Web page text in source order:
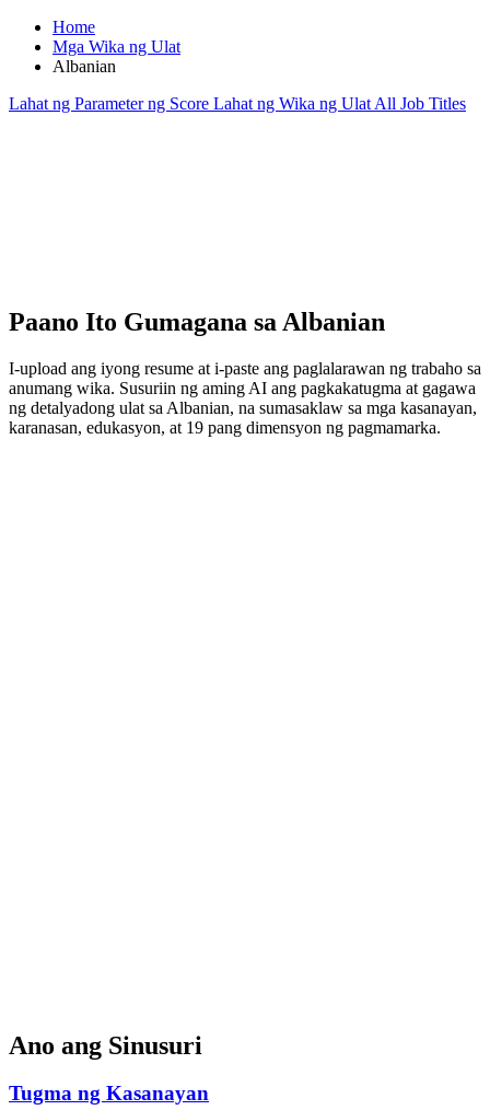
Home
Mga Wika ng Ulat
Albanian
Lahat ng Parameter ng Score Lahat ng Wika ng Ulat All Job Titles
Paano Ito Gumagana sa Albanian
I-upload ang iyong resume at i-paste ang paglalarawan ng trabaho sa
anumang wika. Susuriin ng aming AI ang pagkakatugma at gagawa
ng detalyadong ulat sa Albanian, na sumasaklaw sa mga kasanayan,
karanasan, edukasyon, at 19 pang dimensyon ng pagmamarka.
Ano ang Sinusuri
Tugma ng Kasanayan